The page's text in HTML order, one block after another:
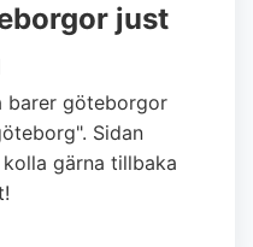
just
barer göteborgor
Sidan
gärna tillbaka